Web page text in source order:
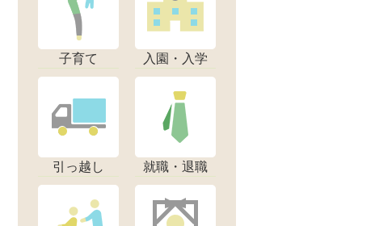
子育て 入園・入学
引っ越し 就職・退職